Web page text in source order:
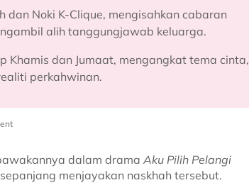
Noki K-Clique, mengisahkan cabaran
alih tanggungjawab keluarga.
Khamis dan Jumaat, mengangkat tema cinta,
perkahwinan.
dalam drama Aku Pilih Pelangi
menjayakan naskhah tersebut.